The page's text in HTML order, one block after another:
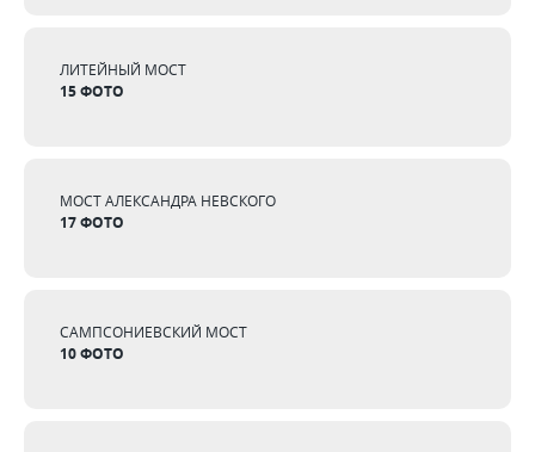
ЛИТЕЙНЫЙ МОСТ
15 ФОТО
МОСТ АЛЕКСАНДРА НЕВСКОГО
17 ФОТО
САМПСОНИЕВСКИЙ МОСТ
10 ФОТО